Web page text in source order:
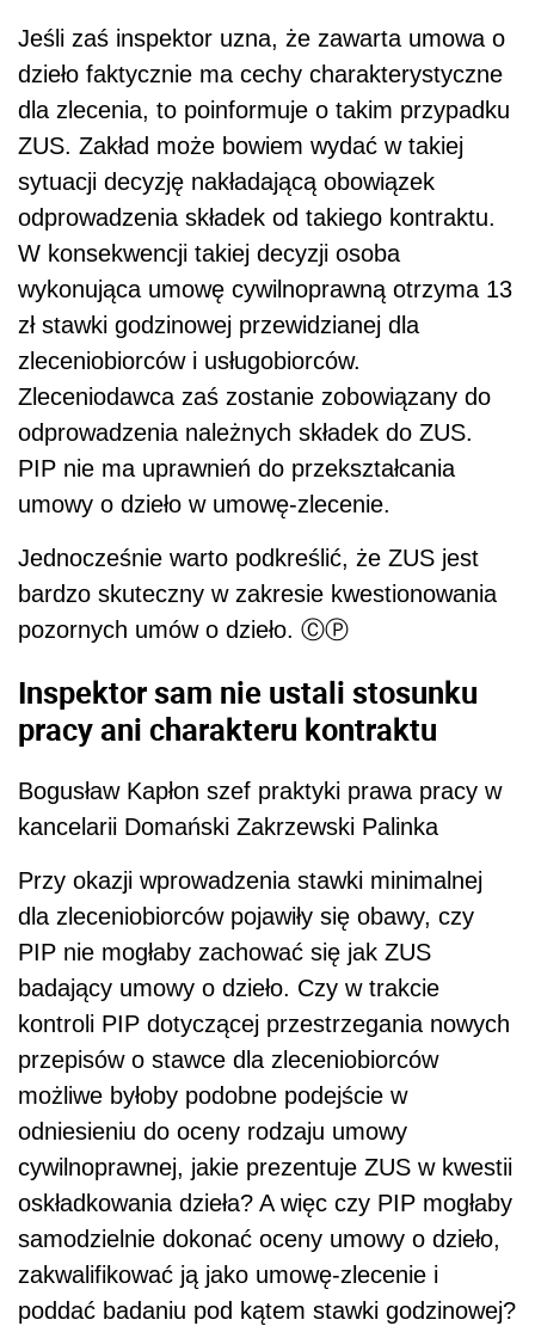
Jeśli zaś inspektor uzna, że zawarta umowa o
dzieło faktycznie ma cechy charakterystyczne
dla zlecenia, to poinformuje o takim przypadku
ZUS. Zakład może bowiem wydać w takiej
sytuacji decyzję nakładającą obowiązek
odprowadzenia składek od takiego kontraktu.
W konsekwencji takiej decyzji osoba
wykonująca umowę cywilnoprawną otrzyma 13
zł stawki godzinowej przewidzianej dla
zleceniobiorców i usługobiorców.
Zleceniodawca zaś zostanie zobowiązany do
odprowadzenia należnych składek do ZUS.
PIP nie ma uprawnień do przekształcania
umowy o dzieło w umowę-zlecenie.
Jednocześnie warto podkreślić, że ZUS jest
bardzo skuteczny w zakresie kwestionowania
pozornych umów o dzieło. ⒸⓅ
Inspektor sam nie ustali stosunku
pracy ani charakteru kontraktu
Bogusław Kapłon szef praktyki prawa pracy w
kancelarii Domański Zakrzewski Palinka
Przy okazji wprowadzenia stawki minimalnej
dla zleceniobiorców pojawiły się obawy, czy
PIP nie mogłaby zachować się jak ZUS
badający umowy o dzieło. Czy w trakcie
kontroli PIP dotyczącej przestrzegania nowych
przepisów o stawce dla zleceniobiorców
możliwe byłoby podobne podejście w
odniesieniu do oceny rodzaju umowy
cywilnoprawnej, jakie prezentuje ZUS w kwestii
oskładkowania dzieła? A więc czy PIP mogłaby
samodzielnie dokonać oceny umowy o dzieło,
zakwalifikować ją jako umowę-zlecenie i
poddać badaniu pod kątem stawki godzinowej?